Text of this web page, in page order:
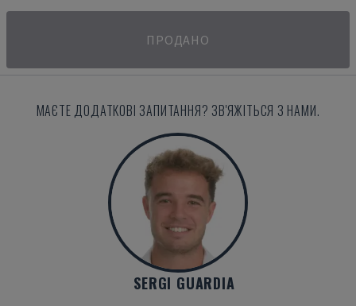
ПРОДАНО
МАЄТЕ ДОДАТКОВІ ЗАПИТАННЯ? ЗВ'ЯЖІТЬСЯ З НАМИ.
SERGI GUARDIA